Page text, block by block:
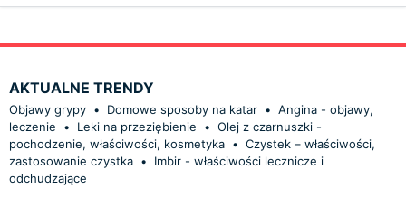
AKTUALNE TRENDY
Objawy grypy • Domowe sposoby na katar • Angina - objawy,
leczenie
• Leki na przeziębienie • Olej z czarnuszki -
pochodzenie, właściwości, kosmetyka • Czystek – właściwości,
zastosowanie czystka •
Imbir - właściwości lecznicze i
odchudzające